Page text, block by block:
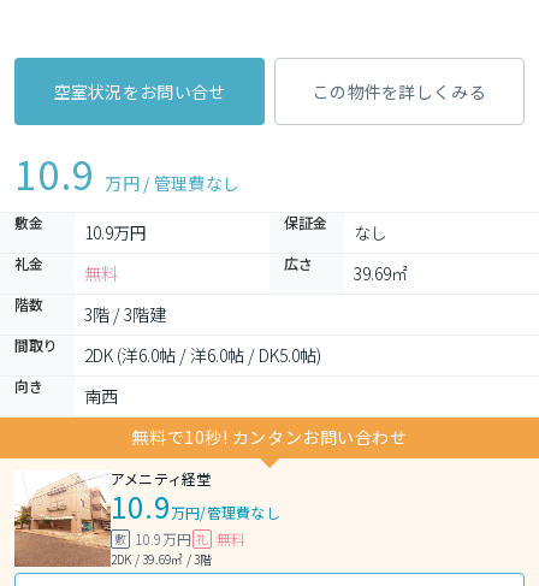
空室状況をお問い合せ この物件を詳しくみる
10.9 万円 / 管理費なし
敷金 10.9万円 保証金 なし
礼金 無料 広さ 39.69㎡
階数 3階 / 3階建
間取り 2DK (洋6.0帖 / 洋6.0帖 / DK5.0帖)
向き
南西
無料で10秒! カンタンお問い合わせ
アメニティ経堂
10.9万円/管理費なし
敷 10.9万円 礼 無料
2DK / 39.69㎡ / 3階